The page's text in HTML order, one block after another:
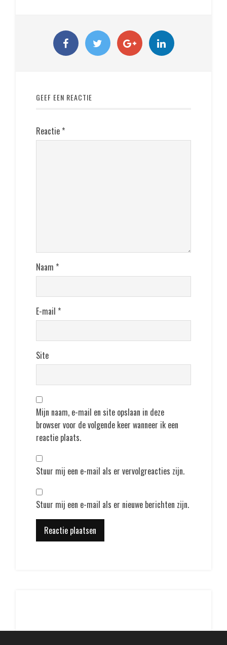
GEEF EEN REACTIE
Reactie *
Naam *
E-mail *
Site
Mijn naam, e-mail en site opslaan in deze
browser voor de volgende keer wanneer ik een
reactie plaats.
Stuur mij een e-mail als er vervolgreacties zijn.
Stuur mij een e-mail als er nieuwe berichten zijn.